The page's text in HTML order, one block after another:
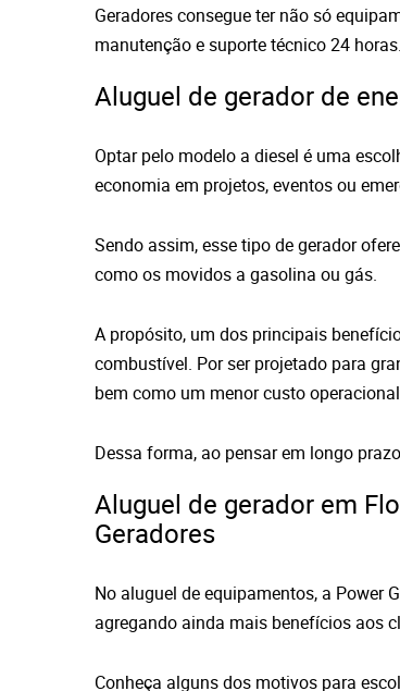
Geradores consegue ter não só
manutenção e suporte técnico 24 horas.
Aluguel de gerador de
Optar pelo modelo a diesel é uma
economia em projetos, eventos ou
Sendo assim, esse tipo de gerador
como os movidos a gasolina ou gás.
A propósito, um dos principais
combustível. Por ser projetado para
bem como um menor custo
Dessa forma, ao pensar em longo
Aluguel de gerador em
Geradores
No aluguel de equipamentos, a Power
agregando ainda mais benefícios aos
Conheça alguns dos motivos para